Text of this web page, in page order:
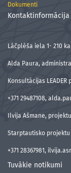
Dokumenti
Kontaktinformācija
Lāčplēša iela 1- 210
Alda Paura,
Konsultācijas
+371 29487108,
Ilvija Ašmane,
Starptautisko
+371 28367981,
Tuvākie notikumi